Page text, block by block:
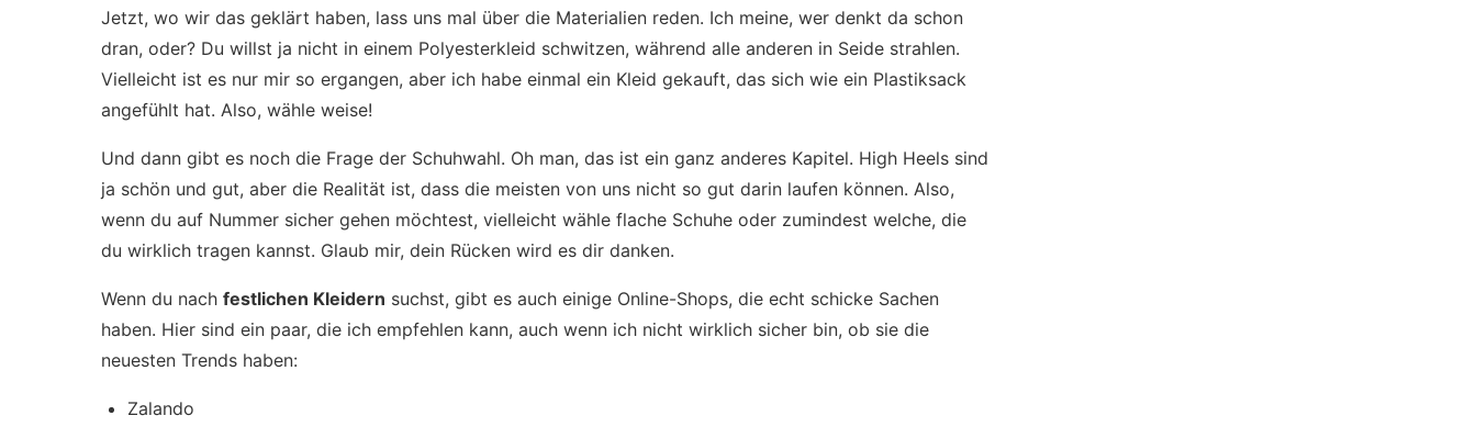
Jetzt, wo wir das geklärt haben, lass uns mal über die Materialien reden. Ich meine, wer denkt da schon
dran, oder? Du willst ja nicht in einem Polyesterkleid schwitzen, während alle anderen in Seide strahlen.
Vielleicht ist es nur mir so ergangen, aber ich habe einmal ein Kleid gekauft, das sich wie ein Plastiksack
angefühlt hat. Also, wähle weise!
Und dann gibt es noch die Frage der Schuhwahl. Oh man, das ist ein ganz anderes Kapitel. High Heels sind
ja schön und gut, aber die Realität ist, dass die meisten von uns nicht so gut darin laufen können. Also,
wenn du auf Nummer sicher gehen möchtest, vielleicht wähle flache Schuhe oder zumindest welche, die
du wirklich tragen kannst. Glaub mir, dein Rücken wird es dir danken.
Wenn du nach festlichen Kleidern suchst, gibt es auch einige Online-Shops, die echt schicke Sachen
haben. Hier sind ein paar, die ich empfehlen kann, auch wenn ich nicht wirklich sicher bin, ob sie die
neuesten Trends haben:
Zalando